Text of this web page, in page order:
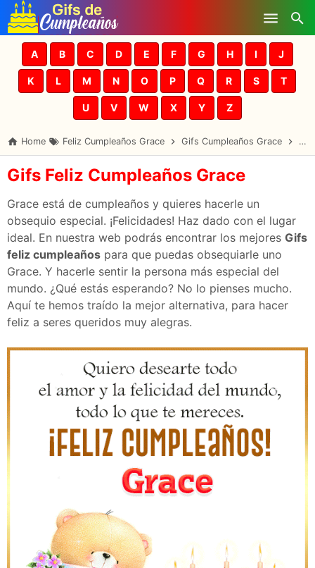
Skip to main content
A B C D E F G H I J
K L M N O P Q R S T
U V W X Y Z
Home Feliz Cumpleaños Grace Gifs Cumpleaños Grace
Gifs Feliz Cumpleaños Grace
Grace está de cumpleaños y quieres hacerle un
obsequio especial. ¡Felicidades! Haz dado con el lugar
ideal. En nuestra web podrás encontrar los mejores Gifs
feliz cumpleaños para que puedas obsequiarle uno
Grace. Y hacerle sentir la persona más especial del
mundo. ¿Qué estás esperando? No lo pienses mucho.
Aquí te hemos traído la mejor alternativa, para hacer
feliz a seres queridos muy alegras.